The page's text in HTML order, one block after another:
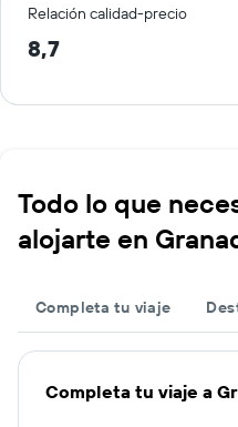
Relación calidad-precio
8,7
Todo lo que
alojarte en
Completa tu viaje
Completa tu viaje a